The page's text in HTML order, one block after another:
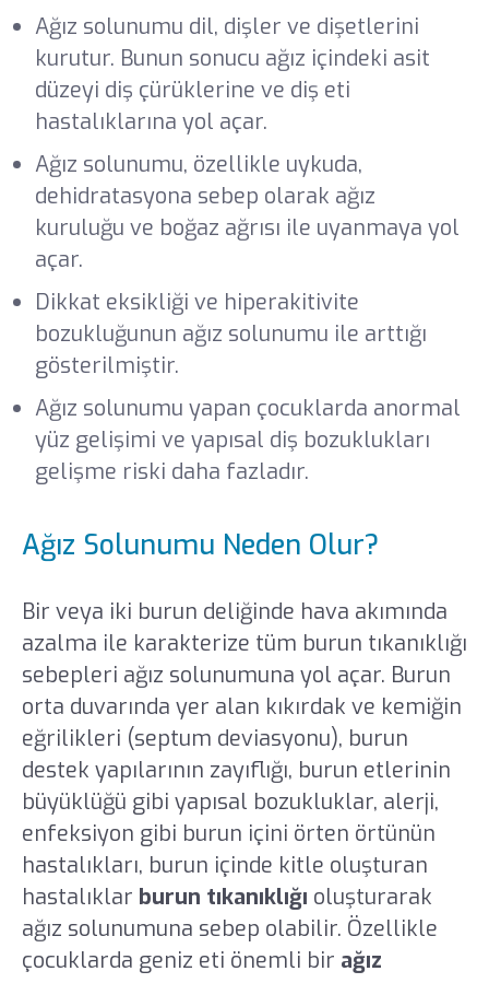
Ağız solunumu dil, dişler ve dişetlerini
kurutur. Bunun sonucu ağız içindeki asit
düzeyi diş çürüklerine ve diş eti
hastalıklarına yol açar.
Ağız solunumu, özellikle uykuda,
dehidratasyona sebep olarak ağız
kuruluğu ve boğaz ağrısı ile uyanmaya yol
açar.
Dikkat eksikliği ve hiperakitivite
bozukluğunun ağız solunumu ile arttığı
gösterilmiştir.
Ağız solunumu yapan çocuklarda anormal
yüz gelişimi ve yapısal diş bozuklukları
gelişme riski daha fazladır.
Ağız Solunumu Neden Olur?
Bir veya iki burun deliğinde hava akımında
azalma ile karakterize tüm burun tıkanıklığı
sebepleri ağız solunumuna yol açar. Burun
orta duvarında yer alan kıkırdak ve kemiğin
eğrilikleri (septum deviasyonu), burun
destek yapılarının zayıflığı, burun etlerinin
büyüklüğü gibi yapısal bozukluklar, alerji,
enfeksiyon gibi burun içini örten örtünün
hastalıkları, burun içinde kitle oluşturan
hastalıklar burun tıkanıklığı oluşturarak
ağız solunumuna sebep olabilir. Özellikle
çocuklarda geniz eti önemli bir ağız